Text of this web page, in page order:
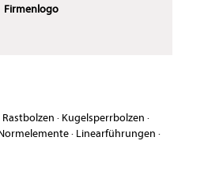
Firmenlogo
Rastbolzen · Kugelsperrbolzen ·
· Linearführungen ·